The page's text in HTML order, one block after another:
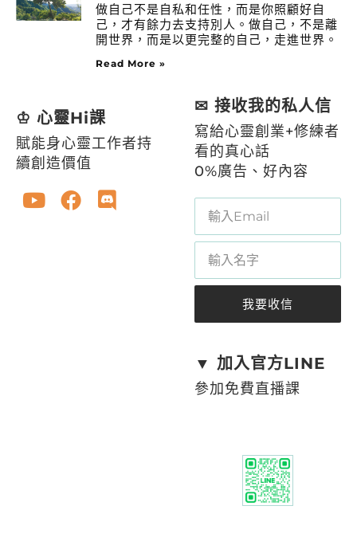
做自己不是自私和任性，而是你照顧好自
己，才有餘力去支持別人。做自己，不是離
開世界，而是以更完整的自己，走進世界。
Read More »
♔ 心靈Hi課
賦能身心靈工作者持
續創造價值
✉ 接收我的私人信
寫給心靈創業+修練者
看的真心話
0%廣告、好內容
我要收信
t
r
▼ 加入官方LINE
參加免費直播課